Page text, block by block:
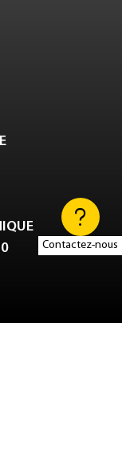
Contactez-nous